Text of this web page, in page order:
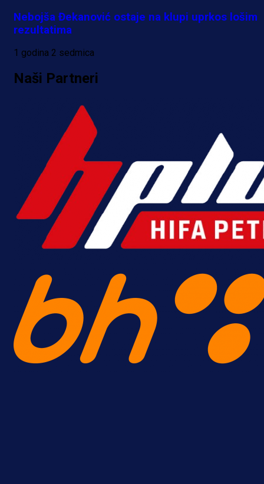
Nebojša Đekanović ostaje na klupi uprkos lošim
rezultatima
1 godina 2 sedmica
Naši Partneri